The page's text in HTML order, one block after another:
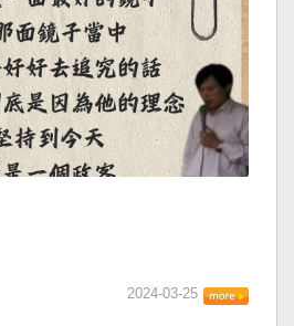
2024-03-25